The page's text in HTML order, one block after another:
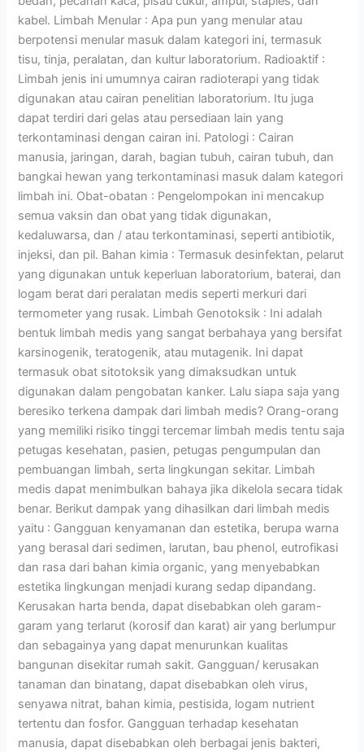
kabel. Limbah Menular : Apa pun yang menular atau
berpotensi menular masuk dalam kategori ini, termasuk
tisu, tinja, peralatan, dan kultur laboratorium. Radioaktif :
Limbah jenis ini umumnya cairan radioterapi yang tidak
digunakan atau cairan penelitian laboratorium. Itu juga
dapat terdiri dari gelas atau persediaan lain yang
terkontaminasi dengan cairan ini. Patologi : Cairan
manusia, jaringan, darah, bagian tubuh, cairan tubuh, dan
bangkai hewan yang terkontaminasi masuk dalam kategori
limbah ini. Obat-obatan : Pengelompokan ini mencakup
semua vaksin dan obat yang tidak digunakan,
kedaluwarsa, dan / atau terkontaminasi, seperti antibiotik,
injeksi, dan pil. Bahan kimia : Termasuk desinfektan, pelarut
yang digunakan untuk keperluan laboratorium, baterai, dan
logam berat dari peralatan medis seperti merkuri dari
termometer yang rusak. Limbah Genotoksik : Ini adalah
bentuk limbah medis yang sangat berbahaya yang bersifat
karsinogenik, teratogenik, atau mutagenik. Ini dapat
termasuk obat sitotoksik yang dimaksudkan untuk
digunakan dalam pengobatan kanker. Lalu siapa saja yang
beresiko terkena dampak dari limbah medis? Orang-orang
yang memiliki risiko tinggi tercemar limbah medis tentu saja
petugas kesehatan, pasien, petugas pengumpulan dan
pembuangan limbah, serta lingkungan sekitar. Limbah
medis dapat menimbulkan bahaya jika dikelola secara tidak
benar. Berikut dampak yang dihasilkan dari limbah medis
yaitu : Gangguan kenyamanan dan estetika, berupa warna
yang berasal dari sedimen, larutan, bau phenol, eutrofikasi
dan rasa dari bahan kimia organic, yang menyebabkan
estetika lingkungan menjadi kurang sedap dipandang.
Kerusakan harta benda, dapat disebabkan oleh garam-
garam yang terlarut (korosif dan karat) air yang berlumpur
dan sebagainya yang dapat menurunkan kualitas
bangunan disekitar rumah sakit. Gangguan/ kerusakan
tanaman dan binatang, dapat disebabkan oleh virus,
senyawa nitrat, bahan kimia, pestisida, logam nutrient
tertentu dan fosfor. Gangguan terhadap kesehatan
manusia, dapat disebabkan oleh berbagai jenis bakteri,